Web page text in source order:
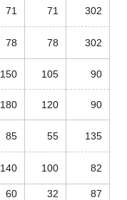
71 71 302
78 78 302
150 105 90
180 120 90
85 55 135
140 100 82
60 32
87